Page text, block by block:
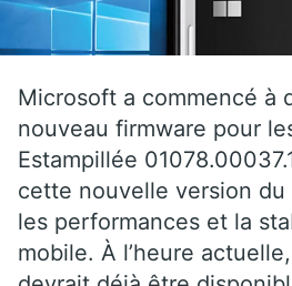
Microsoft a commencé à
nouveau firmware pour
Estampillée
cette nouvelle version du
les performances et la
mobile. À l’heure